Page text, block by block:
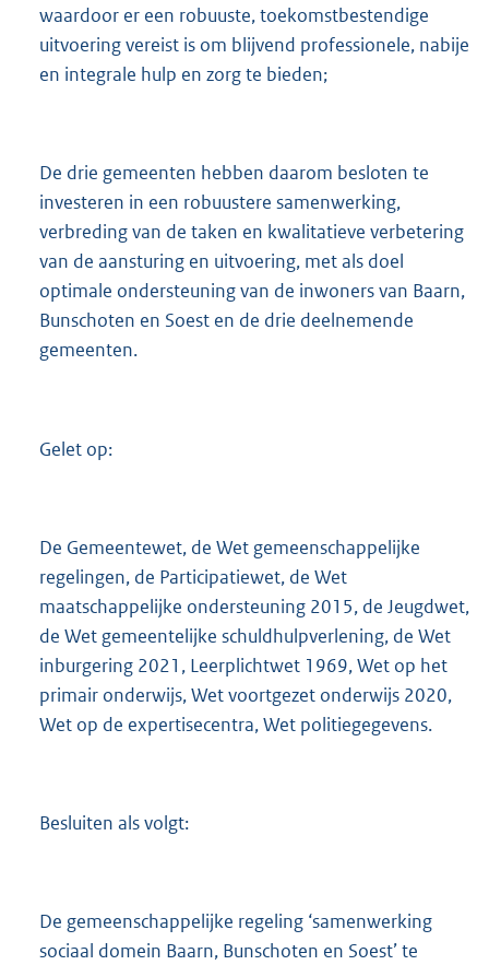
waardoor er een robuuste, toekomstbestendige
uitvoering vereist is om blijvend professionele, nabije
en integrale hulp en zorg te bieden;
De drie gemeenten hebben daarom besloten te
investeren in een robuustere samenwerking,
verbreding van de taken en kwalitatieve verbetering
van de aansturing en uitvoering, met als doel
optimale ondersteuning van de inwoners van Baarn,
Bunschoten en Soest en de drie deelnemende
gemeenten.
Gelet op:
De Gemeentewet, de Wet gemeenschappelijke
regelingen, de Participatiewet, de Wet
maatschappelijke ondersteuning 2015, de Jeugdwet,
de Wet gemeentelijke schuldhulpverlening, de Wet
inburgering 2021, Leerplichtwet 1969, Wet op het
primair onderwijs, Wet voortgezet onderwijs 2020,
Wet op de expertisecentra, Wet politiegegevens.
Besluiten als volgt:
De gemeenschappelijke regeling ‘samenwerking
sociaal domein Baarn, Bunschoten en Soest’ te